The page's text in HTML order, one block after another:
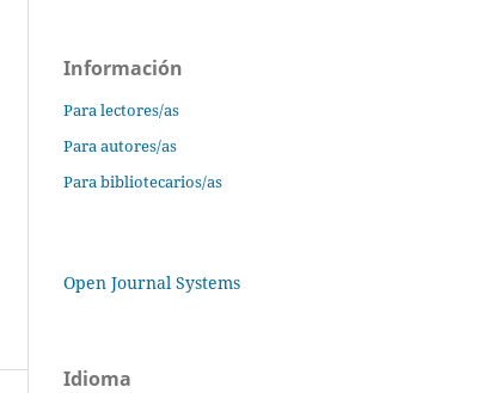
Información
Para lectores/as
Para autores/as
Para bibliotecarios/as
Open Journal Systems
Idioma